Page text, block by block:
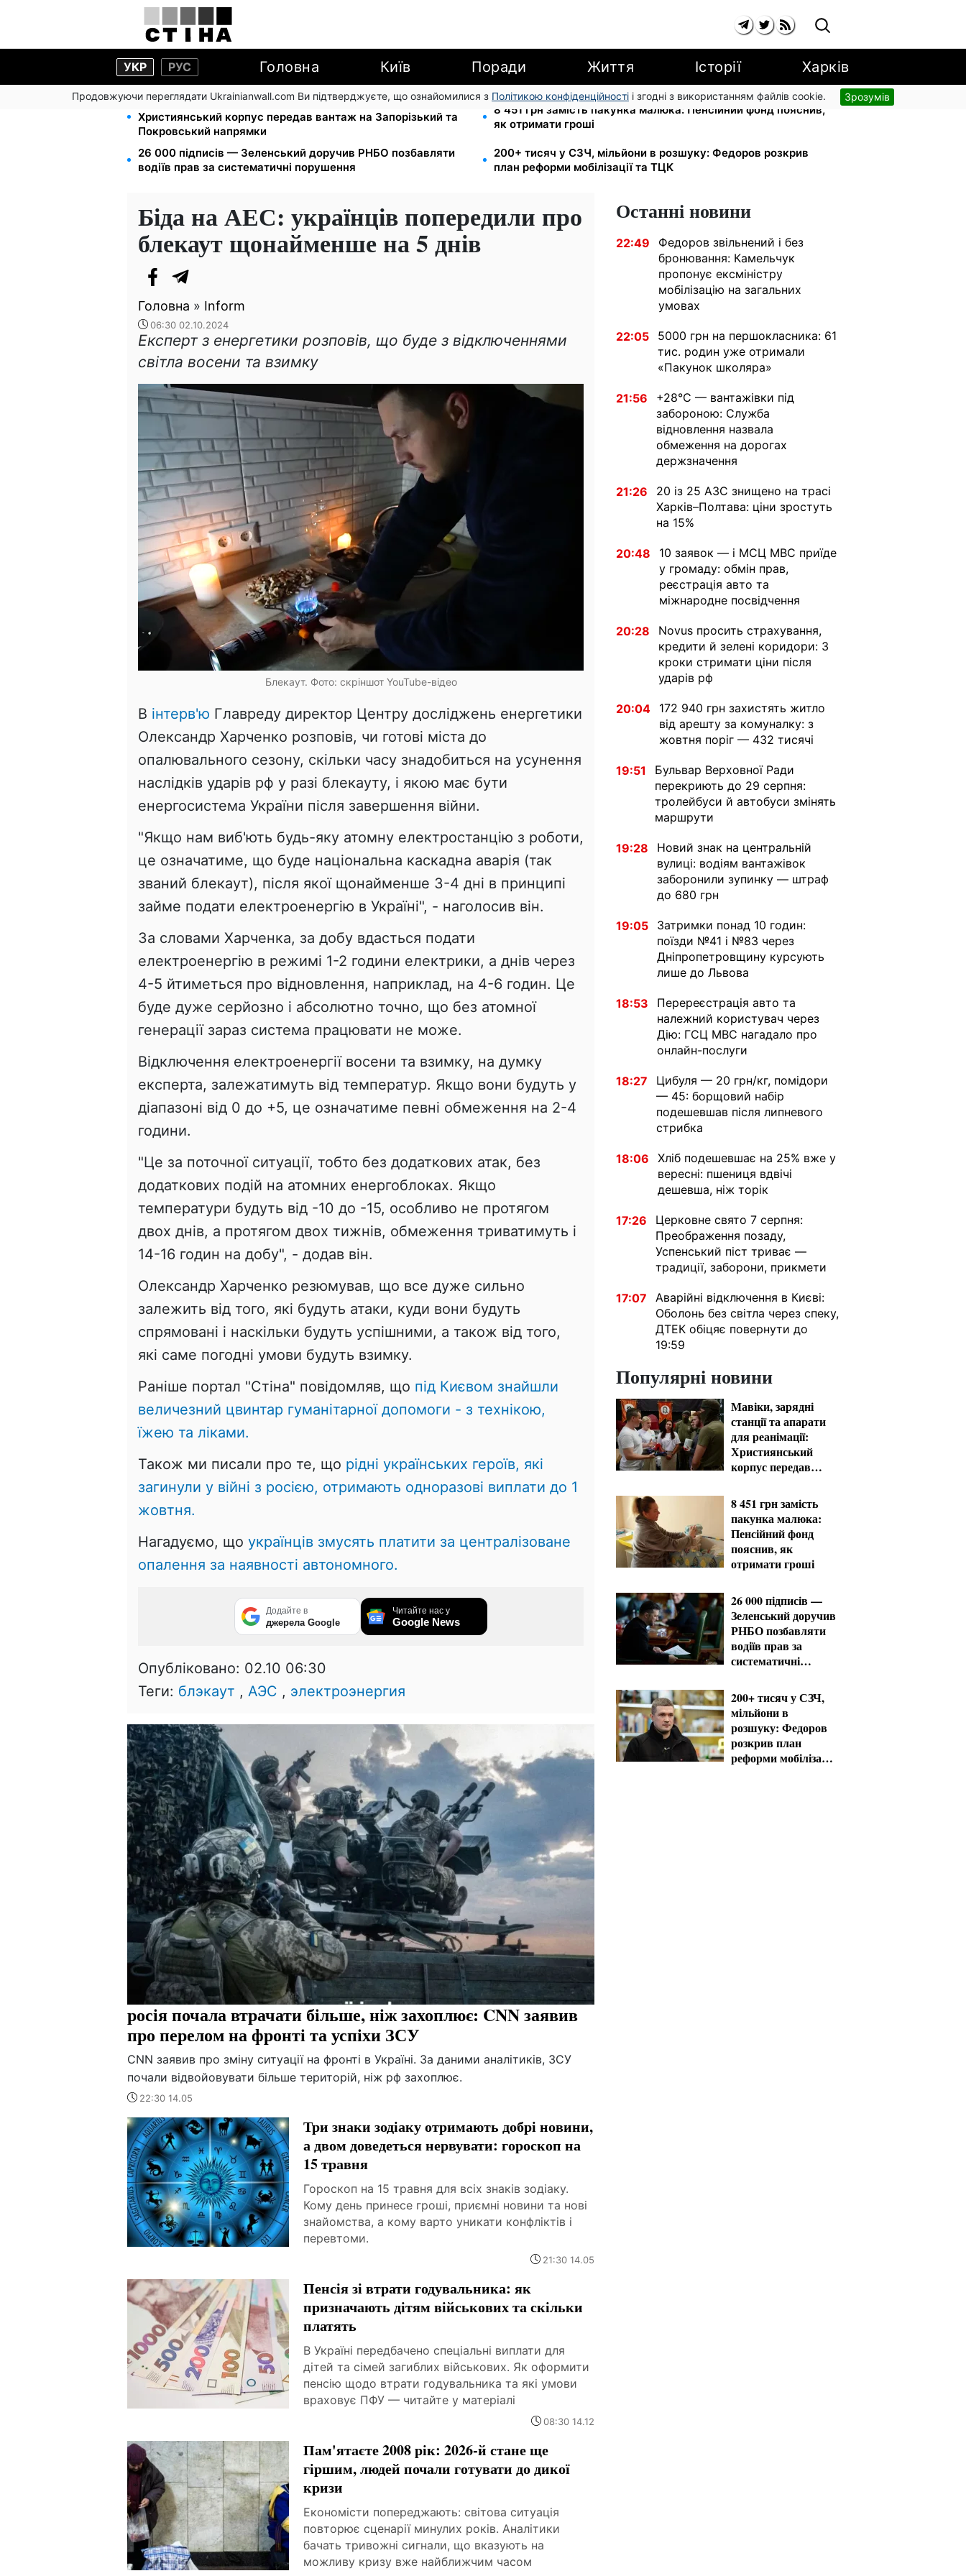
УКР РУС Головна Київ Поради Життя Історії Харків
Продовжуючи переглядати Ukrainianwall.com Ви підтверджуєте, що ознайомилися з Політикою конфіденційності і згодні з використанням файлів cookie. Зрозумів
Мавіки, зарядні станції та апарати для реанімації:
Християнський корпус передав вантаж на Запорізький та
Покровський напрямки
8 451 грн замість пакунка малюка: Пенсійний фонд пояснив,
як отримати гроші
26 000 підписів — Зеленський доручив РНБО позбавляти
водіїв прав за систематичні порушення
200+ тисяч у СЗЧ, мільйони в розшуку: Федоров розкрив
план реформи мобілізації та ТЦК
Біда на АЕС: українців попередили про
блекаут щонайменше на 5 днів
Головна » Inform
06:30 02.10.2024
Експерт з енергетики розповів, що буде з відключеннями
світла восени та взимку
Блекаут. Фото: скріншот YouTube-відео
В інтерв'ю Главреду директор Центру досліджень енергетики
Олександр Харченко розповів, чи готові міста до
опалювального сезону, скільки часу знадобиться на усунення
наслідків ударів рф у разі блекауту, і якою має бути
енергосистема України після завершення війни.
"Якщо нам виб'ють будь-яку атомну електростанцію з роботи,
це означатиме, що буде національна каскадна аварія (так
званий блекаут), після якої щонайменше 3-4 дні в принципі
займе подати електроенергію в Україні", - наголосив він.
За словами Харченка, за добу вдасться подати
електроенергію в режимі 1-2 години електрики, а днів через
4-5 йтиметься про відновлення, наприклад, на 4-6 годин. Це
буде дуже серйозно і абсолютно точно, що без атомної
генерації зараз система працювати не може.
Відключення електроенергії восени та взимку, на думку
експерта, залежатимуть від температур. Якщо вони будуть у
діапазоні від 0 до +5, це означатиме певні обмеження на 2-4
години.
"Це за поточної ситуації, тобто без додаткових атак, без
додаткових подій на атомних енергоблоках. Якщо
температури будуть від -10 до -15, особливо не протягом
двох днів, а протягом двох тижнів, обмеження триватимуть і
14-16 годин на добу", - додав він.
Олександр Харченко резюмував, що все дуже сильно
залежить від того, які будуть атаки, куди вони будуть
спрямовані і наскільки будуть успішними, а також від того,
які саме погодні умови будуть взимку.
Раніше портал "Стіна" повідомляв, що під Києвом знайшли
величезний цвинтар гуманітарної допомоги - з технікою,
їжею та ліками.
Також ми писали про те, що рідні українських героїв, які
загинули у війні з росією, отримають одноразові виплати до 1
жовтня.
Нагадуємо, що українців змусять платити за централізоване
опалення за наявності автономного.
Додайте в
джерела Google
Читайте нас у
Google News
Опубліковано: 02.10 06:30
Теги: блэкаут , АЭС , электроэнергия
росія почала втрачати більше, ніж захоплює: CNN заявив
про перелом на фронті та успіхи ЗСУ
CNN заявив про зміну ситуації на фронті в Україні. За даними аналітиків, ЗСУ
почали відвойовувати більше територій, ніж рф захоплює.
22:30 14.05
Три знаки зодіаку отримають добрі новини,
а двом доведеться нервувати: гороскоп на
15 травня
Гороскоп на 15 травня для всіх знаків зодіаку.
Кому день принесе гроші, приємні новини та нові
знайомства, а кому варто уникати конфліктів і
перевтоми.
21:30 14.05
Пенсія зі втрати годувальника: як
призначають дітям військових та скільки
платять
В Україні передбачено спеціальні виплати для
дітей та сімей загиблих військових. Як оформити
пенсію щодо втрати годувальника та які умови
враховує ПФУ — читайте у матеріалі
08:30 14.12
Пам'ятаєте 2008 рік: 2026-й стане ще
гіршим, людей почали готувати до дикої
кризи
Економісти попереджають: світова ситуація
повторює сценарії минулих років. Аналітики
бачать тривожні сигнали, що вказують на
можливу кризу вже найближчим часом
Останні новини
22:49
Федоров звільнений і без
бронювання: Камельчук
пропонує ексміністру
мобілізацію на загальних
умовах
22:05
5000 грн на першокласника: 61
тис. родин уже отримали
«Пакунок школяра»
21:56
+28°C — вантажівки під
забороною: Служба
відновлення назвала
обмеження на дорогах
держзначення
21:26
20 із 25 АЗС знищено на трасі
Харків–Полтава: ціни зростуть
на 15%
20:48
10 заявок — і МСЦ МВС приїде
у громаду: обмін прав,
реєстрація авто та
міжнародне посвідчення
20:28
Novus просить страхування,
кредити й зелені коридори: 3
кроки стримати ціни після
ударів рф
20:04
172 940 грн захистять житло
від арешту за комуналку: з
жовтня поріг — 432 тисячі
19:51
Бульвар Верховної Ради
перекриють до 29 серпня:
тролейбуси й автобуси змінять
маршрути
19:28
Новий знак на центральній
вулиці: водіям вантажівок
заборонили зупинку — штраф
до 680 грн
19:05
Затримки понад 10 годин:
поїзди №41 і №83 через
Дніпропетровщину курсують
лише до Львова
18:53
Перереєстрація авто та
належний користувач через
Дію: ГСЦ МВС нагадало про
онлайн-послуги
18:27
Цибуля — 20 грн/кг, помідори
— 45: борщовий набір
подешевшав після липневого
стрибка
18:06
Хліб подешевшає на 25% вже у
вересні: пшениця вдвічі
дешевша, ніж торік
17:26
Церковне свято 7 серпня:
Преображення позаду,
Успенський піст триває —
традиції, заборони, прикмети
17:07
Аварійні відключення в Києві:
Оболонь без світла через спеку,
ДТЕК обіцяє повернути до
19:59
Популярні новини
Мавіки, зарядні
станції та апарати
для реанімації:
Християнський
корпус передав
Запорізький та
Покровський
напрямки
8 451 грн замість
пакунка малюка:
Пенсійний фонд
пояснив, як
отримати гроші
26 000 підписів —
Зеленський доручив
РНБО позбавляти
водіїв прав за
систематичні
200+ тисяч у СЗЧ,
мільйони в
розшуку: Федоров
розкрив план
реформи мобілізації